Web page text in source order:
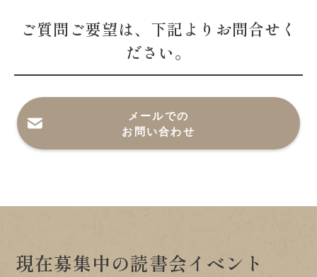
ご質問ご要望は、下記よりお問合せく
ださい。
メールでの
お問い合わせ
現在募集中の読書会イベント